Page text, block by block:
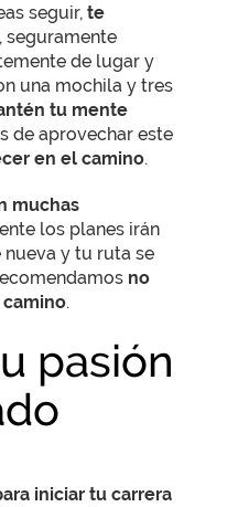
seguir, te
, seguramente
de lugar y
una mochila y tres
tu mente
de aprovechar este
en el camino.
muchas
los planes irán
y tu ruta se
no
.
pasión
iniciar tu carrera